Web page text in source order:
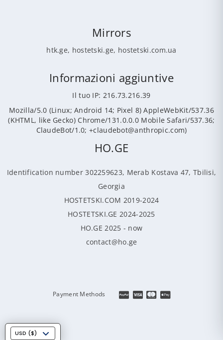
Mirrors
htk.ge, hostetski.ge, hostetski.com.ua
Informazioni aggiuntive
Il tuo IP: 216.73.216.39
Mozilla/5.0 (Linux; Android 14; Pixel 8) AppleWebKit/537.36
(KHTML, like Gecko) Chrome/131.0.0.0 Mobile Safari/537.36;
ClaudeBot/1.0; +claudebot@anthropic.com)
HO.GE
Identification number 302259623, Merab Kostava 47, Tbilisi,
Georgia
HOSTETSKI.COM 2019-2024
HOSTETSKI.GE 2024-2025
HO.GE 2025 - now
contact@ho.ge
Payment Methods